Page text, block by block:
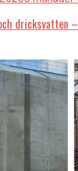
dricksvatten